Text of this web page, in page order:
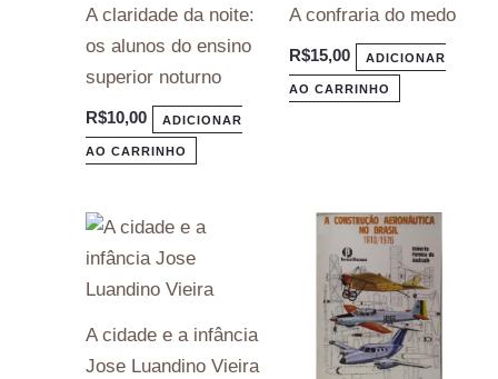
A claridade da noite:
os alunos do ensino
superior noturno
R$10,00 ADICIONAR
AO CARRINHO
A confraria do medo
R$15,00 ADICIONAR
AO CARRINHO
A cidade e a infância
Jose Luandino Vieira